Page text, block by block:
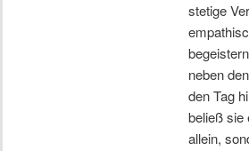
stetige
neben
den Tag
beließ sie
allein,